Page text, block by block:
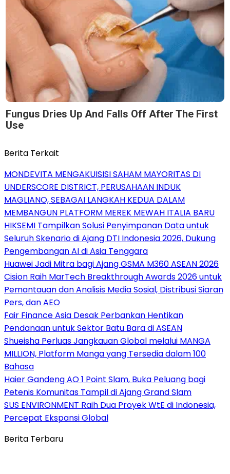
Fungus Dries Up And Falls Off After The First
Use
Berita Terkait
MONDEVITA MENGAKUISISI SAHAM MAYORITAS DI
UNDERSCORE DISTRICT, PERUSAHAAN INDUK
MAGLIANO, SEBAGAI LANGKAH KEDUA DALAM
MEMBANGUN PLATFORM MEREK MEWAH ITALIA BARU
HIKSEMI Tampilkan Solusi Penyimpanan Data untuk
Seluruh Skenario di Ajang DTI Indonesia 2026, Dukung
Pengembangan AI di Asia Tenggara
Huawei Jadi Mitra bagi Ajang GSMA M360 ASEAN 2026
Cision Raih MarTech Breakthrough Awards 2026 untuk
Pemantauan dan Analisis Media Sosial, Distribusi Siaran
Pers, dan AEO
Fair Finance Asia Desak Perbankan Hentikan
Pendanaan untuk Sektor Batu Bara di ASEAN
Shueisha Perluas Jangkauan Global melalui MANGA
MILLION, Platform Manga yang Tersedia dalam 100
Bahasa
Haier Gandeng AO 1 Point Slam, Buka Peluang bagi
Petenis Komunitas Tampil di Ajang Grand Slam
SUS ENVIRONMENT Raih Dua Proyek WtE di Indonesia,
Percepat Ekspansi Global
Berita Terbaru